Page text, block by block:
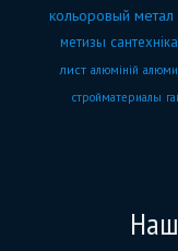
кольоровый метал
метизы сантехніка
лист алюміній
стройматериалы